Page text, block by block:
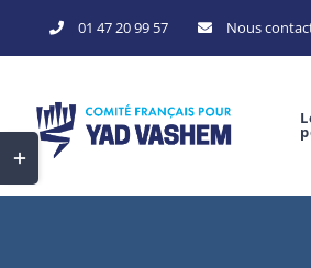
to
01 47 20 99 57 Nous
Toggle
Sliding